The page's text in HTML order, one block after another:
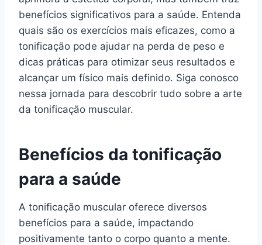
benefícios significativos para a saúde. Entenda
quais são os exercícios mais eficazes, como a
tonificação pode ajudar na perda de peso e
dicas práticas para otimizar seus resultados e
alcançar um físico mais definido. Siga conosco
nessa jornada para descobrir tudo sobre a arte
da tonificação muscular.
Benefícios da tonificação
para a saúde
A tonificação muscular oferece diversos
benefícios para a saúde, impactando
positivamente tanto o corpo quanto a mente.